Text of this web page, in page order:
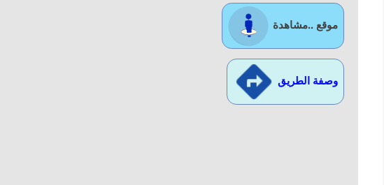
موقع ..مشاهدة
وصفة الطريق